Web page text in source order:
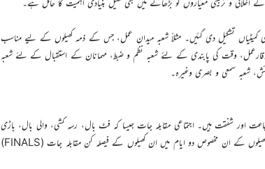
کمیٹیاں تشکیل دی گئیں۔ مثلاً شعبہ میدان عمل، جس کے ذمہ کھیلوں کے لیے مناسب
وقارعمل، وقت کی پابندی کے لئے شعبہ نظم و ضبط، مہمانان کے استقبال کے لئے شعبہ
شعبہ سمعی و بصری وغیرہ۔
اور شفقت ہیں۔ اجتماعی مقابلہ جات جیسا کہ فٹ بال، رسہ کشی، والی بال، باڑی
اور ٹیبل ٹینس کے ابتدائی مقابلہ جات دوران سال منعقد کروائے گئے۔ سالانہ کھیلوں کے ان مخصوص دو ایام میں ان کھیلوں کے فیصلہ کن مقابلہ جات (FINALS)